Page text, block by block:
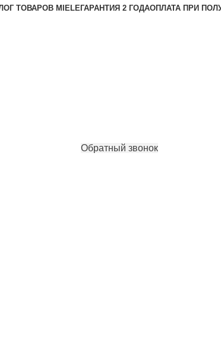
ТОВАРОВ MIELEГАРАНТИЯ 2 ГОДАОПЛАТА ПРИ
Обратный звонок